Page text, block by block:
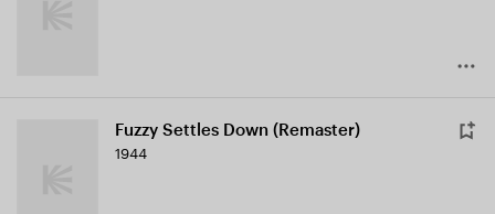
Fuzzy Settles Down (Remaster)
1944